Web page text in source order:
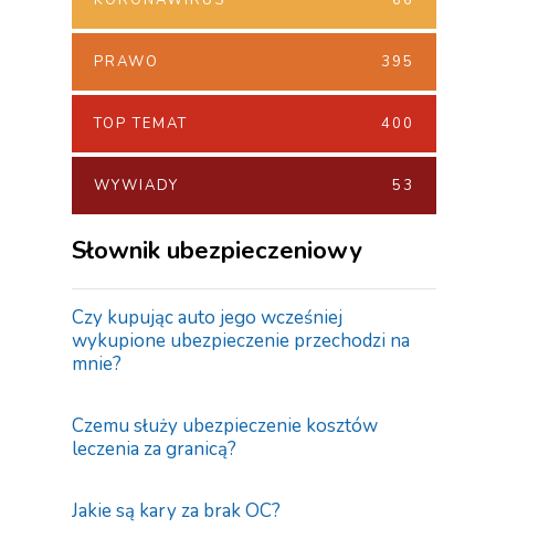
PRAWO 395
TOP TEMAT 400
WYWIADY 53
Słownik ubezpieczeniowy
Czy kupując auto jego wcześniej
wykupione ubezpieczenie przechodzi na
mnie?
Czemu służy ubezpieczenie kosztów
leczenia za granicą?
Jakie są kary za brak OC?